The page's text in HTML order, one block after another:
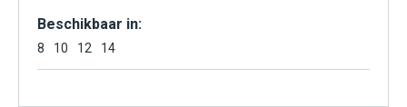
Beschikbaar in:
8 10 12 14